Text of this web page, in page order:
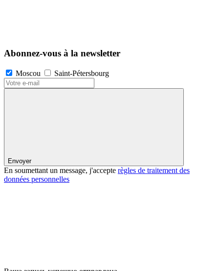
Abonnez-vous à la newsletter
Moscou Saint-Pétersbourg
Envoyer
En soumettant un message, j'accepte règles de traitement des
données personnelles